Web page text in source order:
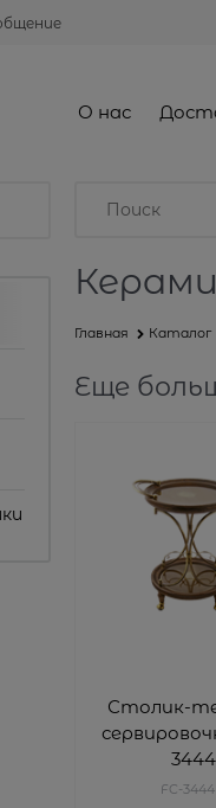
О нас
Главная Каталог
Еще
Столик-
3444
FC-3444